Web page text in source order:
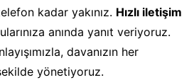
kadar yakınız. Hızlı iletişim
anında yanıt veriyoruz.
davanızın her
yönetiyoruz.